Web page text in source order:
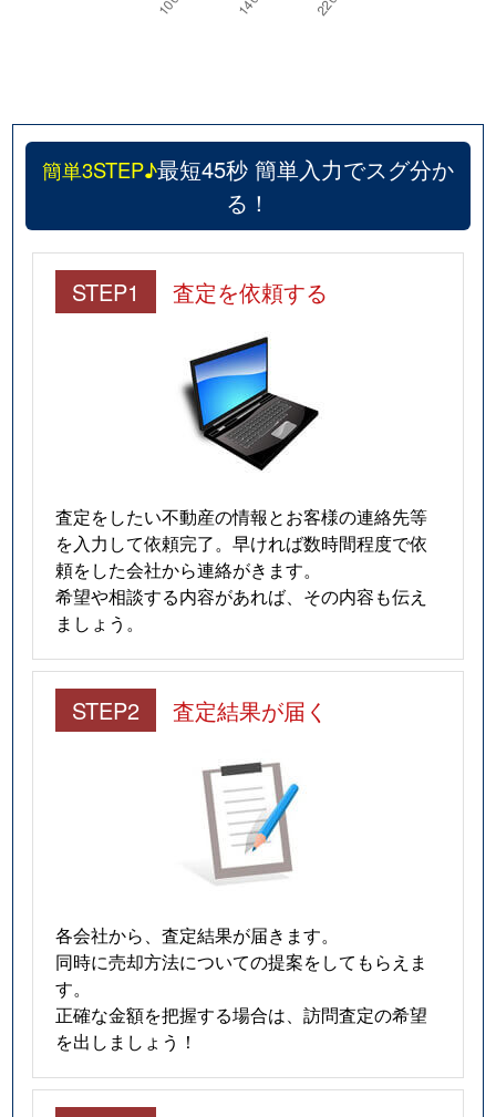
簡単3STEP♪最短45秒 簡単入力でスグ分か
る！
STEP1 査定を依頼する
査定をしたい不動産の情報とお客様の連絡先等
を入力して依頼完了。早ければ数時間程度で依
頼をした会社から連絡がきます。
希望や相談する内容があれば、その内容も伝え
ましょう。
STEP2 査定結果が届く
各会社から、査定結果が届きます。
同時に売却方法についての提案をしてもらえま
す。
正確な金額を把握する場合は、訪問査定の希望
を出しましょう！